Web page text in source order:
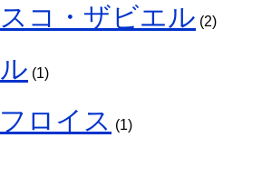
コ・ザビエル (2)
(1)
ロイス (1)